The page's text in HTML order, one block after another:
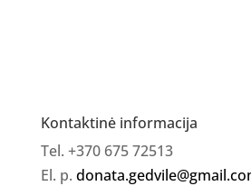
tu
matai
]
Kontaktinė informacija
Tel. +370 675 72513
El. p.